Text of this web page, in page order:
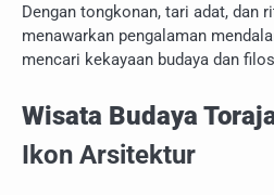
Dengan tongkonan, tari adat, dan
menawarkan pengalaman
mencari kekayaan budaya dan
Wisata Budaya
Ikon Arsitektur